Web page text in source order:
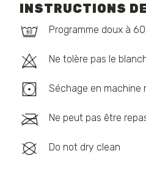
INSTRUCTIONS
Programme doux à
Ne tolère pas le
Séchage en machine
Ne peut pas être
Do not dry clean